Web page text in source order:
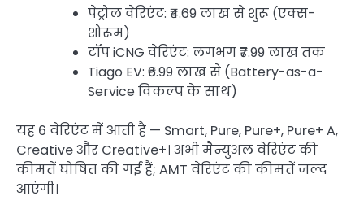
पेट्रोल वेरिएंट: ₹4.69 लाख से शुरू (एक्स-
शोरूम)
टॉप iCNG वेरिएंट: लगभग ₹7.99 लाख तक
Tiago EV: ₹6.99 लाख से (Battery-as-a-
Service विकल्प के साथ)
यह 6 वेरिएंट में आती है — Smart, Pure, Pure+, Pure+ A,
Creative और Creative+। अभी मैन्युअल वेरिएंट की
कीमतें घोषित की गई हैं; AMT वेरिएंट की कीमतें जल्द
आएंगी।